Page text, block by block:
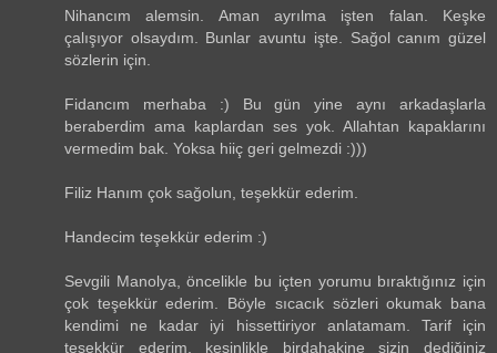
Nihancım alemsin. Aman ayrılma işten falan. Keşke
çalışıyor olsaydım. Bunlar avuntu işte. Sağol canım güzel
sözlerin için.
Fidancım merhaba :) Bu gün yine aynı arkadaşlarla
beraberdim ama kaplardan ses yok. Allahtan kapaklarını
vermedim bak. Yoksa hiiç geri gelmezdi :)))
Filiz Hanım çok sağolun, teşekkür ederim.
Handecim teşekkür ederim :)
Sevgili Manolya, öncelikle bu içten yorumu bıraktığınız için
çok teşekkür ederim. Böyle sıcacık sözleri okumak bana
kendimi ne kadar iyi hissettiriyor anlatamam. Tarif için
teşekkür ederim, kesinlikle birdahakine sizin dediğiniz